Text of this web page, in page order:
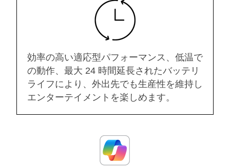
効率の高い適応型パフォーマンス、低温で
の動作、最大 24 時間延長されたバッテリ
ライフにより、外出先でも生産性を維持し
エンターテイメントを楽しめます。